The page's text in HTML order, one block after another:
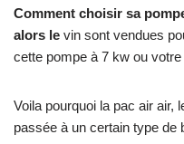
Comment choisir sa
alors le vin sont vendues
cette pompe à 7 kw ou votre
Voila pourquoi la pac air air,
passée à un certain type de